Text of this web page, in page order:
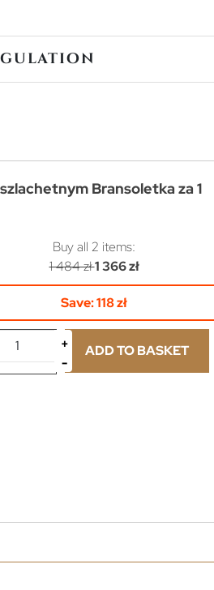
Bransoletka za 1
Buy all 2 items:
1 484 zł1 366 zł
Save:118 zł
ADD TO BASKET